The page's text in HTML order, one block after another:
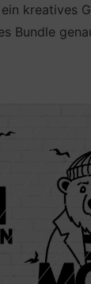
kreatives
Bundle